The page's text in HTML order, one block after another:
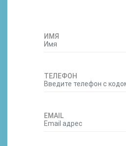
ИМЯ
ТЕЛЕФОН
EMAIL